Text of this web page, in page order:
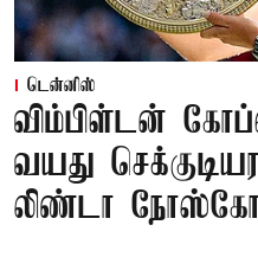
டென்னிஸ்
விம்பிள்டன்
வயது
லிண்டா